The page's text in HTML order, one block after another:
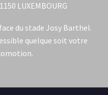
LUXEMBOURG
du stade Josy Barthel.
quelque soit votre